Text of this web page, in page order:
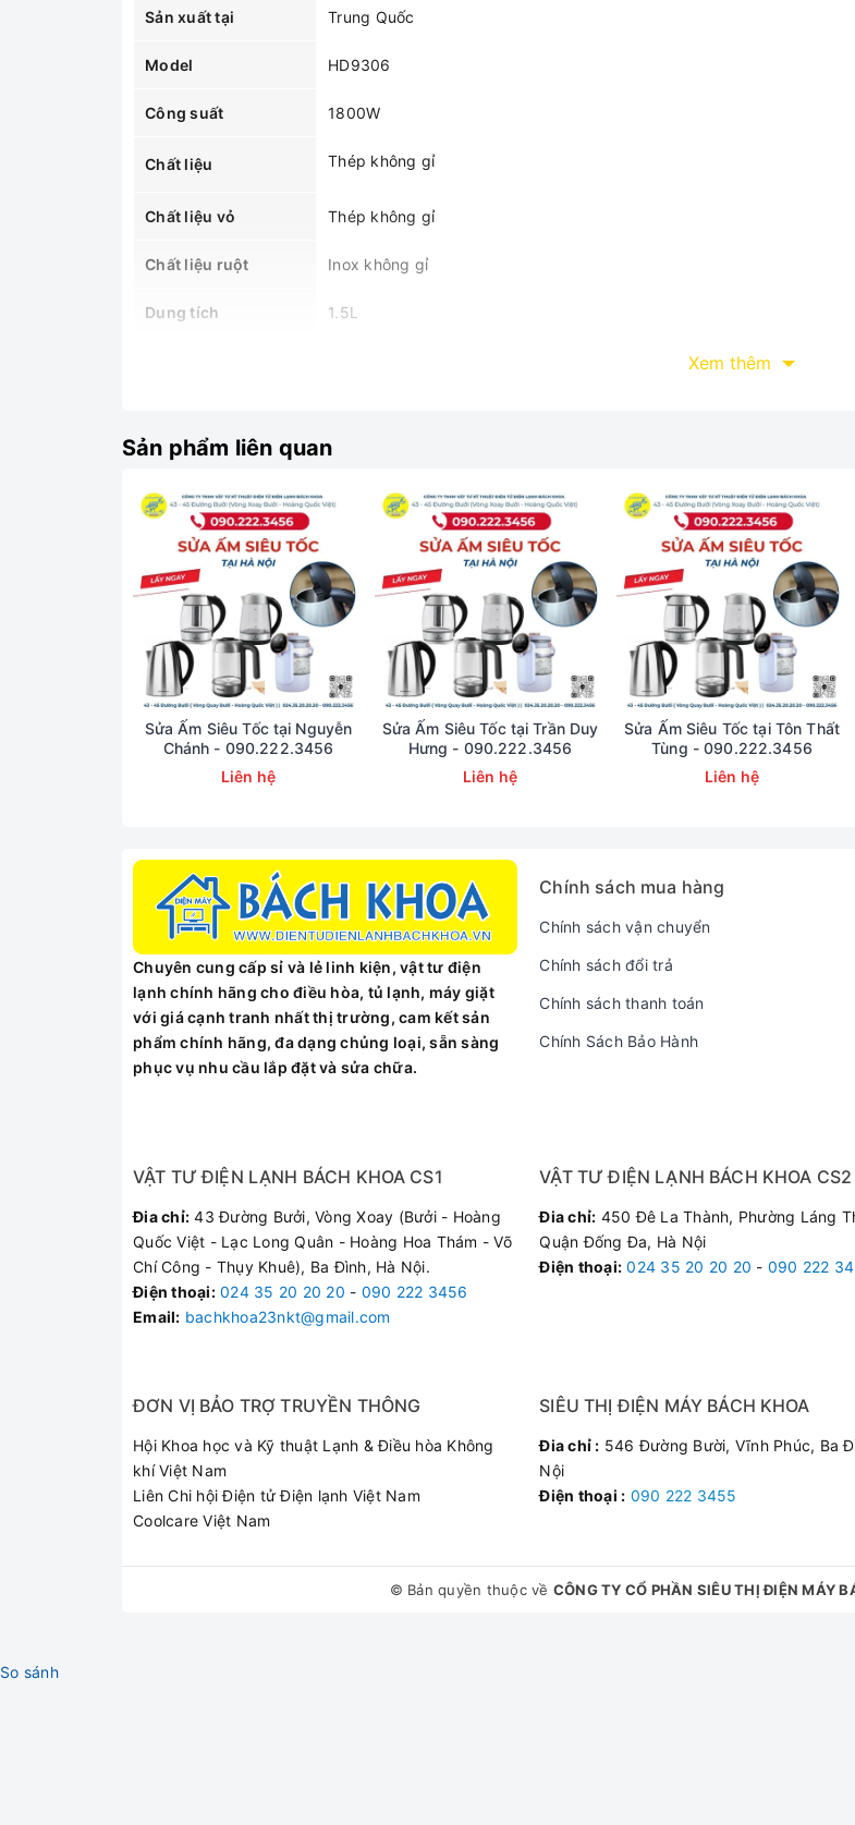
Sản xuất tại Trung Quốc
Model HD9306
Công suất 1800W
Chất liệu Thép không gỉ
Chất liệu vỏ Thép không gỉ
Chất liệu ruột Inox không gỉ
Dung tích 1.5L
Trọng lượng 0.8kg
Kích thước 22 x 16 x 21.6 cm
MÔ TẢ SẢN PHẨM
Xem thêm
Sản phẩm liên quan
Sửa Ấm Siêu Tốc tại Nguyễn
Chánh - 090.222.3456
Liên hệ
Sửa Ấm Siêu Tốc tại Trần Duy
Hưng - 090.222.3456
Liên hệ
Sửa Ấm Siêu Tốc tại Tôn Thất
Tùng - 090.222.3456
Liên hệ
Chuyên cung cấp sỉ và lẻ linh kiện, vật tư điện
lạnh chính hãng cho điều hòa, tủ lạnh, máy giặt
với giá cạnh tranh nhất thị trường, cam kết sản
phẩm chính hãng, đa dạng chủng loại, sẵn sàng
phục vụ nhu cầu lắp đặt và sửa chữa.
Chính sách mua hàng
Chính sách vận chuyển
Chính sách đổi trả
Chính sách thanh toán
Chính Sách Bảo Hành
VẬT TƯ ĐIỆN LẠNH BÁCH KHOA CS1
Đia chỉ: 43 Đường Bưởi, Vòng Xoay (Bưởi - Hoàng
Quốc Việt - Lạc Long Quân - Hoàng Hoa Thám - Võ
Chí Công - Thụy Khuê), Ba Đình, Hà Nội.
Điện thoại: 024 35 20 20 20 - 090 222 3456
Email: bachkhoa23nkt@gmail.com
VẬT TƯ ĐIỆN LẠNH BÁCH KHOA CS2
Đia chỉ: 450 Đê La Thành, Phường Láng
Quận Đống Đa, Hà Nội
Điện thoại: 024 35 20 20 20 - 090 222
ĐƠN VỊ BẢO TRỢ TRUYỀN THÔNG
Hội Khoa học và Kỹ thuật Lạnh & Điều hòa Không
khí Việt Nam
Liên Chi hội Điện tử Điện lạnh Việt Nam
Coolcare Việt Nam
SIÊU THỊ ĐIỆN MÁY BÁCH KHOA
Đia chỉ : 546 Đường Bười, Vĩnh Phúc, Ba
Nội
Điện thoại : 090 222 3455
© Bản quyền thuộc về CÔNG TY CỔ PHẦN SIÊU THỊ ĐIỆN MÁY
So sánh